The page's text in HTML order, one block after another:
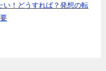
い！どうすれば？発想の転